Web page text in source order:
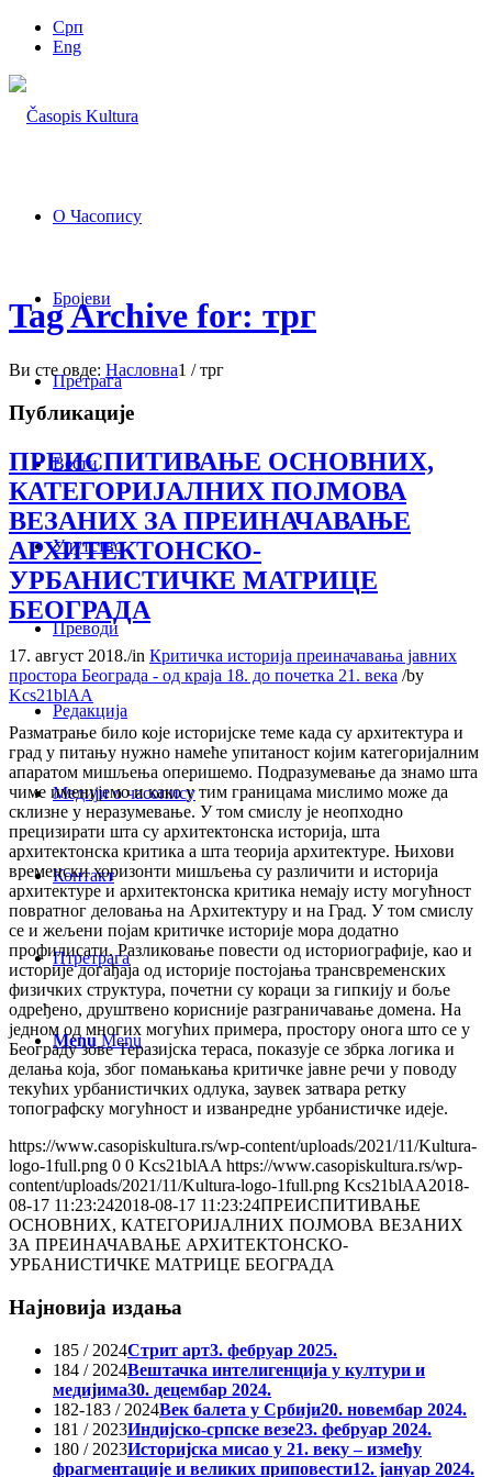
Срп
Eng
О Часопису
Бројеви
Претрага
Вести
Упутство
Преводи
Редакција
Медији о часопису
Контакт
Птретрага
Menu Menu
Tag Archive for: трг
Ви сте овде: Насловна1 / трг
Публикације
ПРЕИСПИТИВАЊЕ ОСНОВНИХ,
КАТЕГОРИЈАЛНИХ ПОЈМОВА
ВЕЗАНИХ ЗА ПРЕИНАЧАВАЊЕ
АРХИТЕКТОНСКО-
УРБАНИСТИЧКЕ МАТРИЦЕ
БЕОГРАДА
17. август 2018./in Критичка историја преиначавања јавних
простора Београда - од краја 18. до почетка 21. века /by
Kcs21blAA
Разматрање било које историјске теме када су архитектура и
град у питању нужно намеће упитаност којим категоријалним
апаратом мишљења оперишемо. Подразумевање да знамо шта
чиме именујемо и како у тим границама мислимо може да
склизне у неразумевање. У том смислу је неопходно
прецизирати шта су архитектонска историја, шта
архитектонска критика а шта теорија архитектуре. Њихови
временски хоризонти мишљења су различити и историја
архитектуре и архитектонска критика немају исту могућност
повратног деловања на Архитектуру и на Град. У том смислу
се и жељени појам критичке историје мора додатно
профилисати. Разликовање повести од историографије, као и
историје догађаја од историје постојања трансвременских
физичких структура, почетни су кораци за гипкију и боље
одређено, друштвено корисније разграничавање домена. На
једном од многих могућих примера, простору онога што се у
Београду зове Теразијска тераса, показује се збрка логика и
делања која, због помањкања критичке јавне речи у поводу
текућих урбанистичких одлука, заувек затвара ретку
топографску могућност и изванредне урбанистичке идеје.
https://www.casopiskultura.rs/wp-content/uploads/2021/11/Kultura-
logo-1full.png 0 0 Kcs21blAA https://www.casopiskultura.rs/wp-
content/uploads/2021/11/Kultura-logo-1full.png Kcs21blAA2018-
08-17 11:23:242018-08-17 11:23:24ПРЕИСПИТИВАЊЕ
ОСНОВНИХ, КАТЕГОРИЈАЛНИХ ПОЈМОВА ВЕЗАНИХ
ЗА ПРЕИНАЧАВАЊЕ АРХИТЕКТОНСКО-
УРБАНИСТИЧКЕ МАТРИЦЕ БЕОГРАДА
Најновија издања
185 / 2024Стрит арт3. фебруар 2025.
184 / 2024Вештачка интелигенција у култури и
медијима30. децембар 2024.
182-183 / 2024Век балета у Србији20. новембар 2024.
181 / 2023Индијско-српске везе23. фебруар 2024.
180 / 2023Историјска мисао у 21. веку – између
фрагментације и великих приповести12. јануар 2024.